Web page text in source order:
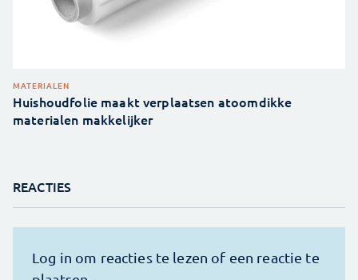
MATERIALEN
Huishoudfolie maakt verplaatsen atoomdikke
materialen makkelijker
REACTIES